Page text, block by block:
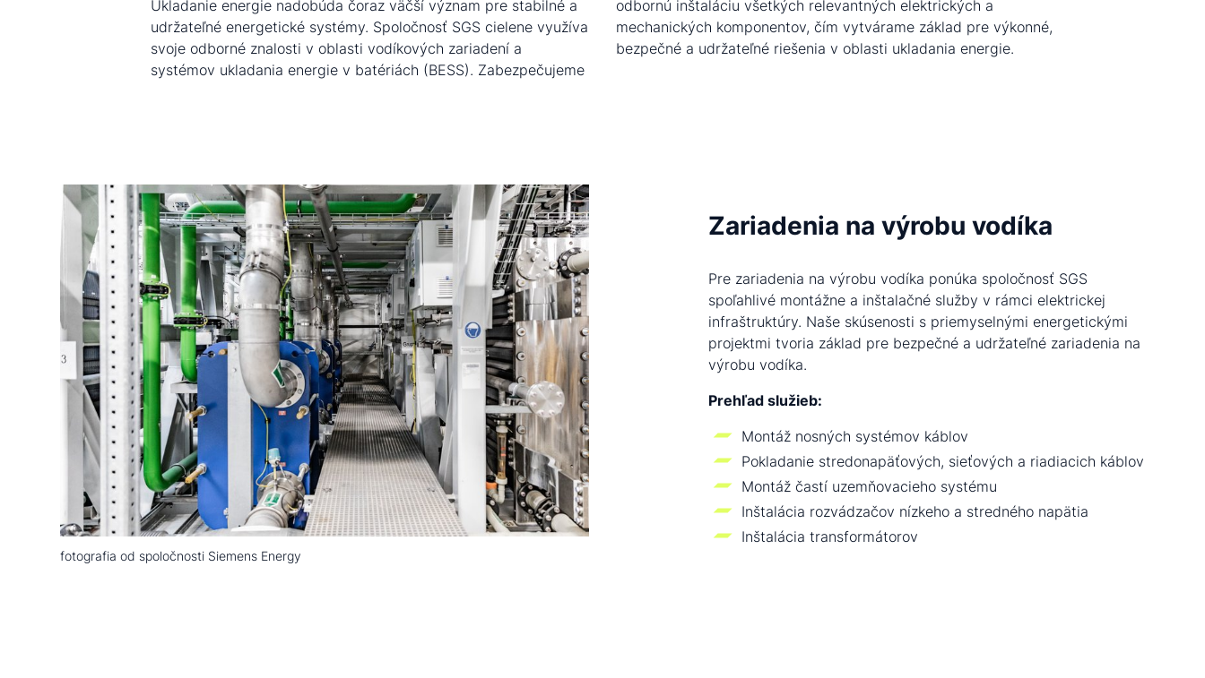
Ukladanie energie nadobúda čoraz väčší význam pre stabilné a
udržateľné energetické systémy. Spoločnosť SGS cielene využíva
svoje odborné znalosti v oblasti vodíkových zariadení a
systémov ukladania energie v batériách (BESS). Zabezpečujeme
odbornú inštaláciu všetkých relevantných elektrických a
mechanických komponentov, čím vytvárame základ pre výkonné,
bezpečné a udržateľné riešenia v oblasti ukladania energie.
Zariadenia na výrobu vodíka
Pre zariadenia na výrobu vodíka ponúka spoločnosť SGS
spoľahlivé montážne a inštalačné služby v rámci elektrickej
infraštruktúry. Naše skúsenosti s priemyselnými energetickými
projektmi tvoria základ pre bezpečné a udržateľné zariadenia na
výrobu vodíka.
Prehľad služieb:
Montáž nosných systémov káblov
Pokladanie stredonapäťových, sieťových a riadiacich káblov
Montáž častí uzemňovacieho systému
Inštalácia rozvádzačov nízkeho a stredného napätia
Inštalácia transformátorov
fotografia od spoločnosti Siemens Energy